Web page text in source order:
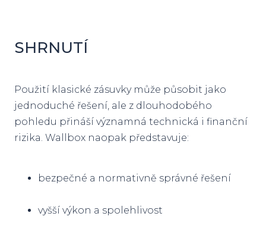
SHRNUTÍ
Použití klasické zásuvky může působit jako
jednoduché řešení, ale z dlouhodobého
pohledu přináší významná technická i finanční
rizika. Wallbox naopak představuje:
bezpečné a normativně správné řešení
vyšší výkon a spolehlivost